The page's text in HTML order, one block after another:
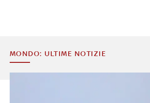
MONDO: ULTIME NOTIZIE